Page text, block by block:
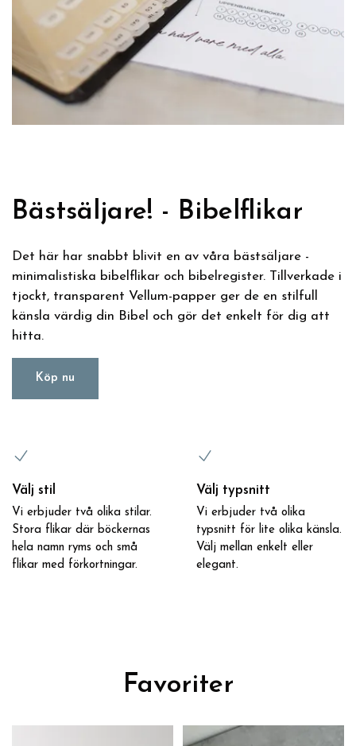
Bästsäljare! - Bibelflikar
Det här har snabbt blivit en av våra bästsäljare -
minimalistiska bibelflikar och bibelregister. Tillverkade i
tjockt, transparent Vellum-papper ger de en stilfull
känsla värdig din Bibel och gör det enkelt för dig att
hitta.
Köp nu
Välj stil
Vi erbjuder två olika stilar.
Stora flikar där böckernas
hela namn ryms och små
flikar med förkortningar.
Välj typsnitt
Vi erbjuder två olika
typsnitt för lite olika känsla.
Välj mellan enkelt eller
elegant.
Favoriter